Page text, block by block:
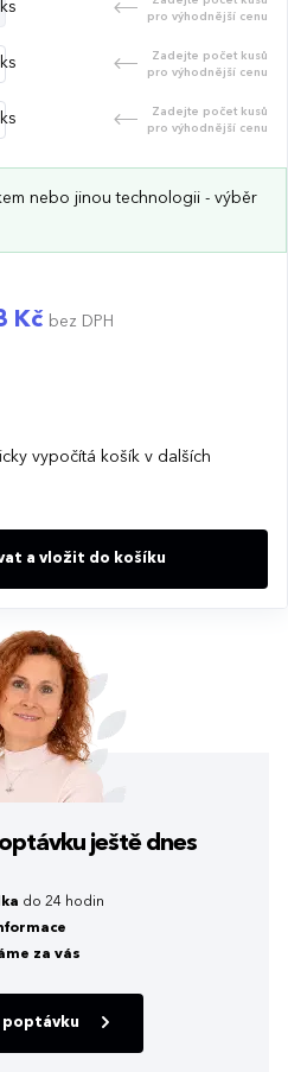
ks
pro výhodnější cenu
ks
Zadejte počet kusů
pro výhodnější cenu
ks
Zadejte počet kusů
pro výhodnější cenu
nebo jinou technologii - výběr
Kč bez DPH
vypočítá košík v dalších
a vložit do košíku
ještě dnes
do 24 hodin
za vás